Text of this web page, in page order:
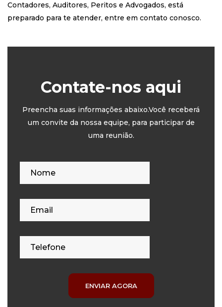
Contadores, Auditores, Peritos e Advogados, está
preparado para te atender, entre em contato conosco.
Contate-nos aqui
Preencha suas informações abaixo.Você receberá
um convite da nossa equipe, para participar de
uma reunião.
ENVIAR AGORA